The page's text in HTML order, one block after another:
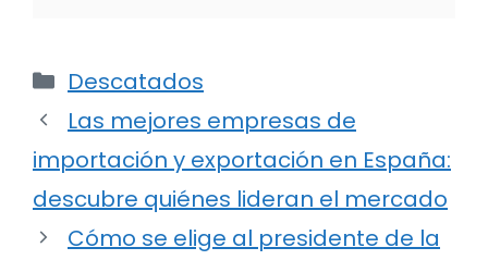
Categorías
Descatados
Las mejores empresas de
importación y exportación en España:
descubre quiénes lideran el mercado
Cómo se elige al presidente de la